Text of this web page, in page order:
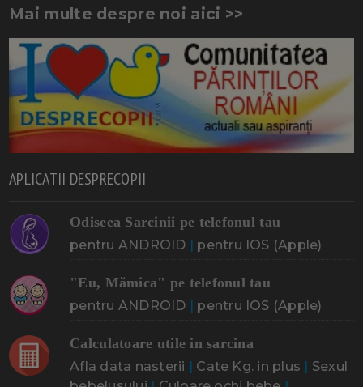
Mai multe despre noi aici >>
APLICATII DESPRECOPII
Odiseea Sarcinii pe telefonul tau
pentru ANDROID | pentru IOS (Apple)
"Eu, Mămica" pe telefonul tau
pentru ANDROID | pentru IOS (Apple)
Calculatoare utile in sarcina
Afla data nasterii | Cate Kg. in plus | Sexul